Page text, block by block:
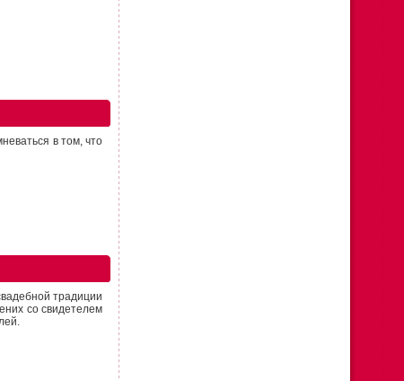
в том, что
традиции
со свидетелем